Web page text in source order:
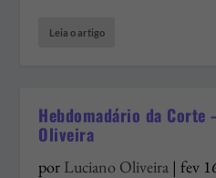
Leia o artigo
Hebdomadário da Corte
Oliveira
por Luciano Oliveira |fev